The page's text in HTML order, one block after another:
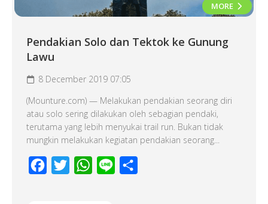
MORE
Pendakian Solo dan Tektok ke Gunung
Lawu
8 December 2019 07:05
(Mounture.com) — Melakukan pendakian seorang diri
atau solo sering dilakukan oleh sebagian pendaki,
terutama yang lebih menyukai trail run. Bukan tidak
mungkin melakukan kegiatan pendakian seorang...
Facebook
Twitter WhatsApp
Line